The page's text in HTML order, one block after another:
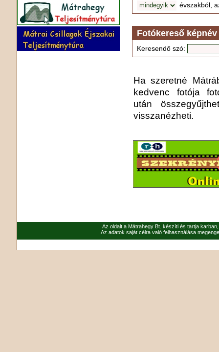
évszakból,
Fotókereső
Keresendő szó:
Ha szeretné
kedvenc fotója
után
visszanézheti.
Az oldalt a Mátrahegy Bt. készíti és tartja
Az adatok saját célra való felhasználása